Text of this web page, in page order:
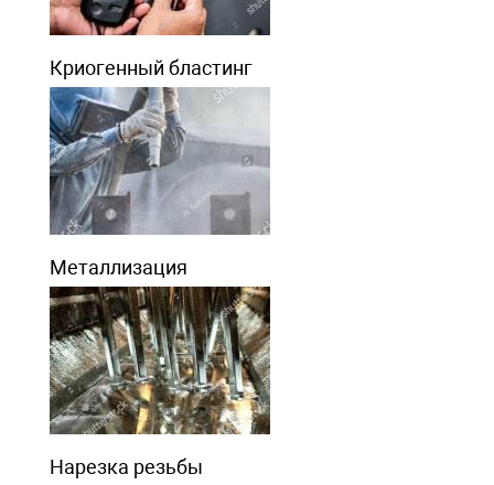
Криогенный бластинг
Металлизация
Нарезка резьбы